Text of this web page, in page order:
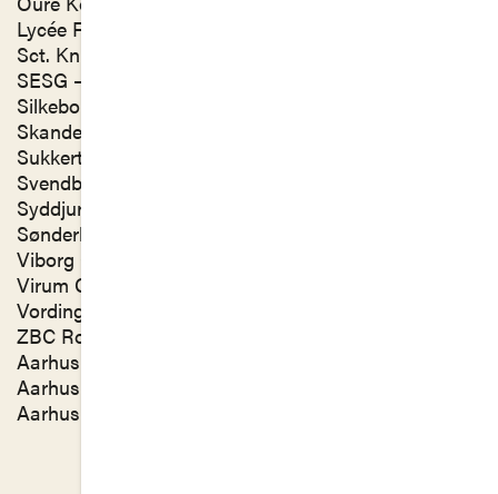
Lycée Français Prins Henrik / Prins Henriks Skole,
Sct. Knuds Gymnasium,
SESG – Svendborg Erhvervsgymnasier,
Silkeborg Gymnasium,
Skanderborg Gymnasium,
Sukkertoppen Gymnasium,
Svendborg Gymnasium,
Syddjurs Gymnasium,
Sønderborg Statsskole,
Viborg Gymnasium,
Virum Gymnasium,
Vordingborg Gymnasium & HF,
ZBC Roskilde EUX, Sosu,
Aarhus Gymnasium, Aarhus C
Aarhus Gymnasium, Viby
Aarhus Katedralskole.